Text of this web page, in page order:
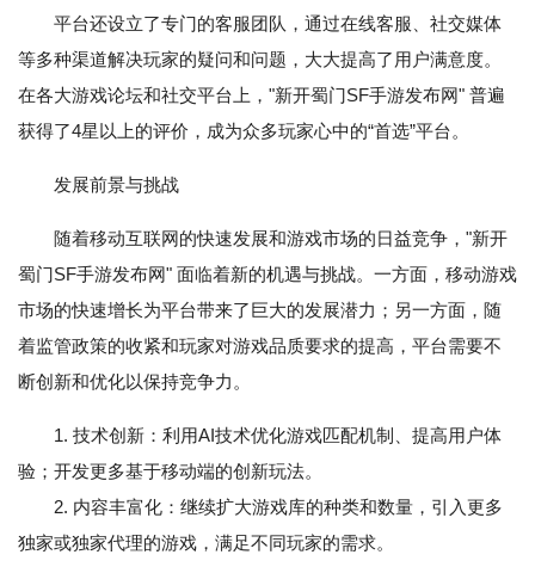
平台还设立了专门的客服团队，通过在线客服、社交媒体
等多种渠道解决玩家的疑问和问题，大大提高了用户满意度。
在各大游戏论坛和社交平台上，"新开蜀门SF手游发布网" 普遍
获得了4星以上的评价，成为众多玩家心中的“首选”平台。
发展前景与挑战
随着移动互联网的快速发展和游戏市场的日益竞争，"新开
蜀门SF手游发布网" 面临着新的机遇与挑战。一方面，移动游戏
市场的快速增长为平台带来了巨大的发展潜力；另一方面，随
着监管政策的收紧和玩家对游戏品质要求的提高，平台需要不
断创新和优化以保持竞争力。
1. 技术创新：利用AI技术优化游戏匹配机制、提高用户体
验；开发更多基于移动端的创新玩法。
2. 内容丰富化：继续扩大游戏库的种类和数量，引入更多
独家或独家代理的游戏，满足不同玩家的需求。